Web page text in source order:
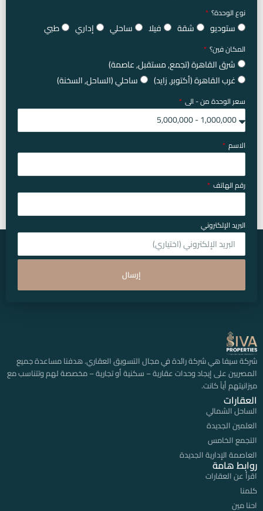
نوع الوحدة؟
ستوديو شقة فيلا ساحلي إداري طبي
المكان فين؟
شرق القاهرة (تجمع, مستقبل, عاصمة)
غرب القاهرة (أكتوبر, زايد)
ساحلي (الساحل, السخنة)
سعر الوحدة من - الى
الاسم
رقم الهاتف
البريد الإلكتروني
إرسال
شركة سيفا هي شركة رائدة في مجال التسويق العقاري. هدفنا مساعدة جميع
المصريين على إيجاد وحدات عقارية – سكنية أو تجارية – مخصصة لهم وتتناسب مع
ميزانيتهم أياً كانت.
العقارات
الساحل الشمالي
العلمين الجديدة
التجمع الخامس
العاصمة الإدارية الجديدة
روابط هامة
اقرأ عن العقارات
كلمنا
احنا مين